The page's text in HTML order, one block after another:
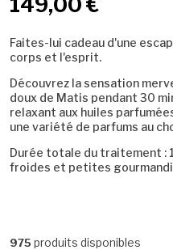
Faites-lui cadeau d'une
corps et l'esprit.
Découvrez la sensation
doux de Matis pendant 30
relaxant aux huiles
une variété de parfums au
Durée totale du traitement :
froides et petites
975 produits disponibles